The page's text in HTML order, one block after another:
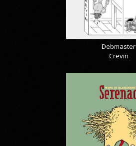
Debmaster
Crevin